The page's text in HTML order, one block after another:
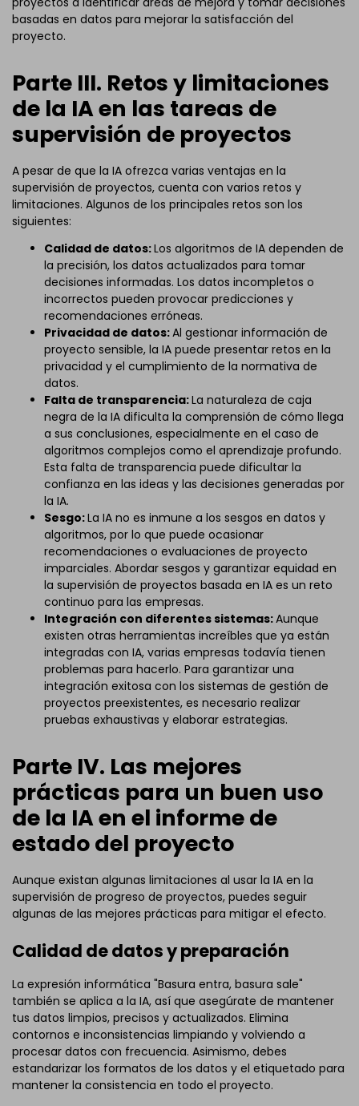
basadas en datos para mejorar la satisfacción del
proyecto.
Parte III. Retos y limitaciones
de la IA en las tareas de
supervisión de proyectos
A pesar de que la IA ofrezca varias ventajas en la
supervisión de proyectos, cuenta con varios retos y
limitaciones. Algunos de los principales retos son los
siguientes:
Calidad de datos:Los algoritmos de IA dependen de
la precisión, los datos actualizados para tomar
decisiones informadas. Los datos incompletos o
incorrectos pueden provocar predicciones y
recomendaciones erróneas.
Privacidad de datos:Al gestionar información de
proyecto sensible, la IA puede presentar retos en la
privacidad y el cumplimiento de la normativa de
datos.
Falta de transparencia:La naturaleza de caja
negra de la IA dificulta la comprensión de cómo llega
a sus conclusiones, especialmente en el caso de
algoritmos complejos como el aprendizaje profundo.
Esta falta de transparencia puede dificultar la
confianza en las ideas y las decisiones generadas por
la IA.
Sesgo:La IA no es inmune a los sesgos en datos y
algoritmos, por lo que puede ocasionar
recomendaciones o evaluaciones de proyecto
imparciales. Abordar sesgos y garantizar equidad en
la supervisión de proyectos basada en IA es un reto
continuo para las empresas.
Integración con diferentes sistemas:Aunque
existen otras herramientas increíbles que ya están
integradas con IA, varias empresas todavía tienen
problemas para hacerlo. Para garantizar una
integración exitosa con los sistemas de gestión de
proyectos preexistentes, es necesario realizar
pruebas exhaustivas y elaborar estrategias.
Parte IV. Las mejores
prácticas para un buen uso
de la IA en el informe de
estado del proyecto
Aunque existan algunas limitaciones al usar la IA en la
supervisión de progreso de proyectos, puedes seguir
algunas de las mejores prácticas para mitigar el efecto.
Calidad de datos y preparación
La expresión informática "Basura entra, basura sale"
también se aplica a la IA, así que asegúrate de mantener
tus datos limpios, precisos y actualizados. Elimina
contornos e inconsistencias limpiando y volviendo a
procesar datos con frecuencia. Asimismo, debes
estandarizar los formatos de los datos y el etiquetado para
mantener la consistencia en todo el proyecto.